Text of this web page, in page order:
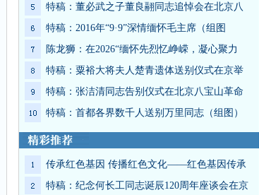
特稿：董必武之子董良翮同志追悼会在北京八
特稿：2016年“9·9”深情缅怀毛主席（组图
陈龙狮：在2026“缅怀先烈忆峥嵘，凝心聚力
特稿：粟裕大将夫人楚青遗体送别仪式在京举
特稿：张洁清同志告别仪式在北京八宝山革命
特稿：首都各界数千人送别万里同志（组图）
传承红色基因 传播红色文化——红色基因传承
特稿：纪念何长工同志诞辰120周年座谈会在京